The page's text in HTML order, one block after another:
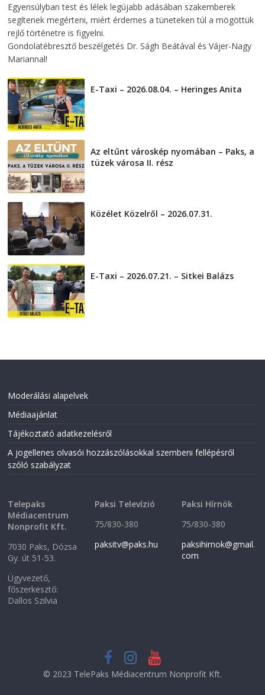
Egyensúlyban test és lélek legújabb adásában szakemberek
segítenek megérteni, miért érdemes a tüneteken túl a mögöttük
rejlő történetre is figyelni.
Gondolatébresztő beszélgetés Dr. Ságh Beátával és Vájer-Nagy
Mariannal!
E-Taxi – 2026.08.04. – Heringes Anita
Az eltűnt városkép nyomában – Paks, a
tüzek városa II. rész
Közélet Közelről – 2026.07.31.
E-Taxi – 2026.07.21. – Sitkei Balázs
Moderálási alapelvek
Médiaajánlat
Tájékoztató adatkezelésről
A jogellenes olvasói hozzászólásokkal szembeni fellépésről
szóló szabályzat
Telepaks
Médiacentrum
Nonprofit Kft.
7030 Paks, Dózsa
Gy. út 51-53.
Ügyvezető,
főszerkesztő:
Dallos Szilvia
Paksi Televízió
75/830-380
paksitv@paks.hu
Paksi Hírnök
75/830-380
paksihirnok@gmail.
com
© 2023 TelePaks Médiacentrum Nonprofit Kft.